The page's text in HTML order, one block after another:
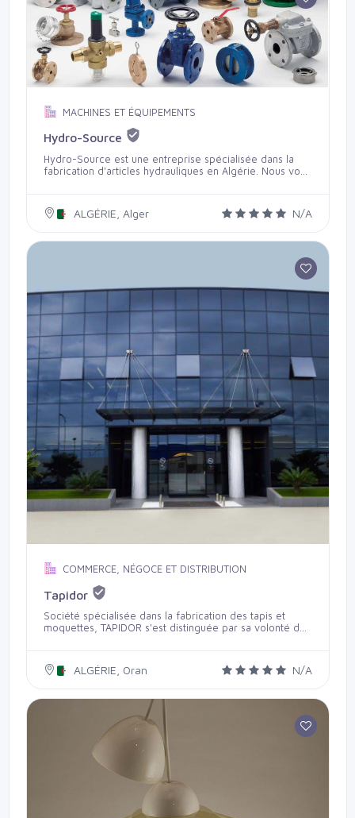
MACHINES ET ÉQUIPEMENTS
Hydro-Source
Hydro-Source est une entreprise spécialisée dans la
fabrication d'articles hydrauliques en Algérie. Nous vous
de notre entreprise sur le territoire national (tant avec
les entreprises publiques qu’avec les entreprises
notre sérieux et de notre professionnalisme.
ALGÉRIE, Alger N/A
COMMERCE, NÉGOCE ET DISTRIBUTION
Tapidor
Société spécialisée dans la fabrication des tapis et
moquettes, TAPIDOR s'est distinguée par sa volonté de
d'un quart de siècle, TAPIDOR continue d'innover en
utilisant les technologies les plus récentes afin de vous
pour maisons, administrations et hôtels. TAPIDOR met à
votre disposition une large gamme de tapis de
différentes qualités, motifs, couleurs, dimensions, prix.
TAPIDOR développe aussi le segment des tissus
d'ameublement en vue de vous proposer des solutions
pour l'aménagement et la décoration de vos espaces
ALGÉRIE, Oran N/A